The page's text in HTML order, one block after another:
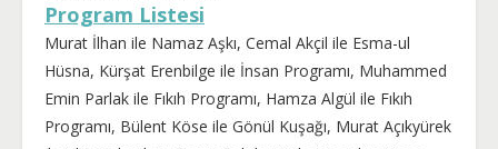
Program Listesi
Murat İlhan ile Namaz Aşkı, Cemal Akçil ile Esma-ul
Hüsna, Kürşat Erenbilge ile İnsan Programı, Muhammed
Emin Parlak ile Fıkıh Programı, Hamza Algül ile Fıkıh
Programı, Bülent Köse ile Gönül Kuşağı, Murat Açıkyürek